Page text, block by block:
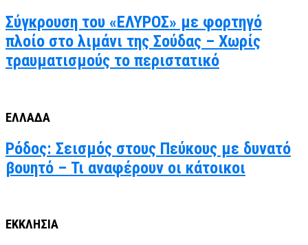
Σύγκρουση του «ΕΛΥΡΟΣ» με φορτηγό
πλοίο στο λιμάνι της Σούδας – Χωρίς
τραυματισμούς το περιστατικό
ΕΛΛΑΔΑ
Ρόδος: Σεισμός στους Πεύκους με δυνατό
βουητό – Τι αναφέρουν οι κάτοικοι
ΕΚΚΛΗΣΙΑ